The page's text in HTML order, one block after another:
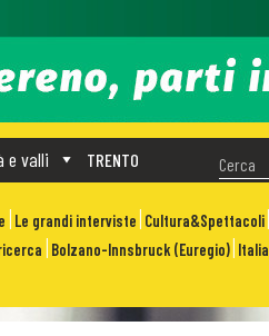
TRENTO
e valli
Le grandi interviste Cultura&Spettacoli
Bolzano-Innsbruck (Euregio) Italia